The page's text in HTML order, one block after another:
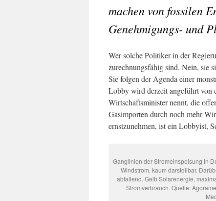
machen von fossilen
Genehmigungs- und
Wer solche Politiker in der
zurechnungsfähig sind. Nein, sie
Sie folgen der Agenda einer
Lobby wird derzeit angeführt von
Wirtschaftsminister nennt, die
Gasimporten durch noch mehr
ernstzunehmen, ist ein Lobbyist,
Ganglinien der Stromeinspeisung in
Windstrom, kaum darstellbar.
abfallend. Gelb Solarenergie,
Stromverbrauch. Quelle: